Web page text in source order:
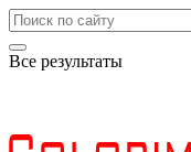
Все результаты